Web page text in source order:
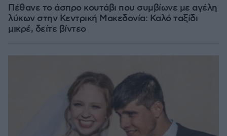
Πέθανε το άσπρο κουτάβι που συμβίωνε με αγέλη
λύκων στην Κεντρική Μακεδονία: Καλό ταξίδι
μικρέ, δείτε βίντεο